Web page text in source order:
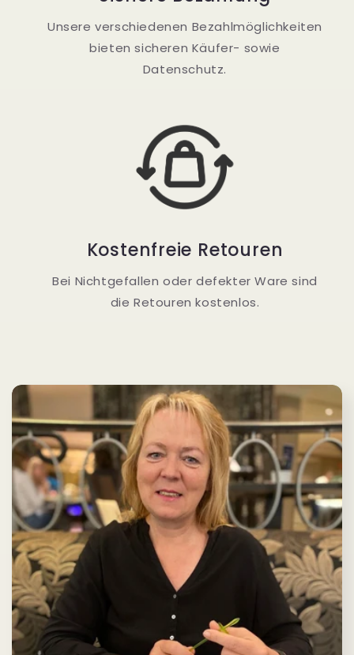
Unsere verschiedenen Bezahlmöglichkeiten
bieten sicheren Käufer- sowie
Datenschutz.
Kostenfreie Retouren
Bei Nichtgefallen oder defekter Ware sind
die Retouren kostenlos.